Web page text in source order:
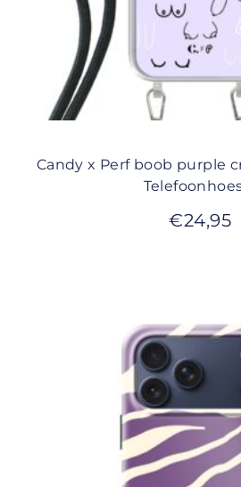
Candy x Perf boob purple
€24,95